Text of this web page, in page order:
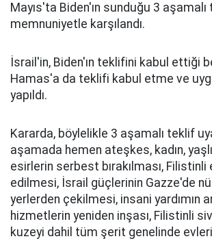
Mayıs'ta Biden'ın sunduğu 3
memnuniyetle karşılandı.
İsrail'in, Biden'ın teklifini kabul ettiği
Hamas'a da teklifi kabul etme ve
yapıldı.
Kararda, böylelikle 3 aşamalı teklif
aşamada hemen ateşkes, kadın,
esirlerin serbest bırakılması,
edilmesi, İsrail güçlerinin Gazze'de
yerlerden çekilmesi, insani yardımın
hizmetlerin yeniden inşası, Filistinli
kuzeyi dahil tüm şerit genelinde